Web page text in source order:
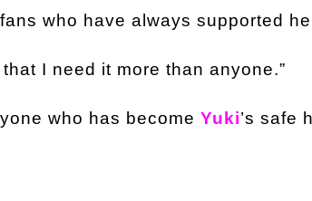
who have always supported
I need it more than anyone.”
who has become Yuki’s safe